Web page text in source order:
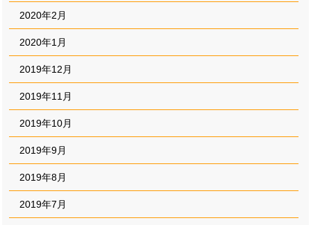
2020年2月
2020年1月
2019年12月
2019年11月
2019年10月
2019年9月
2019年8月
2019年7月